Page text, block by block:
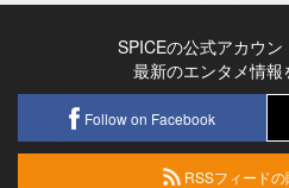
SPICEの公式アカウ
最新のエンタメ情報
Follow on Facebook
RSSフィードの